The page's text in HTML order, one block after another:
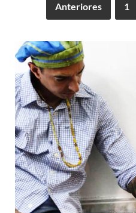
Anteriores 1